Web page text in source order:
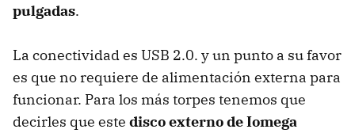
pulgadas.
La conectividad es USB 2.0. y un punto a su favor
es que no requiere de alimentación externa para
funcionar. Para los más torpes tenemos que
decirles que este disco externo de Iomega